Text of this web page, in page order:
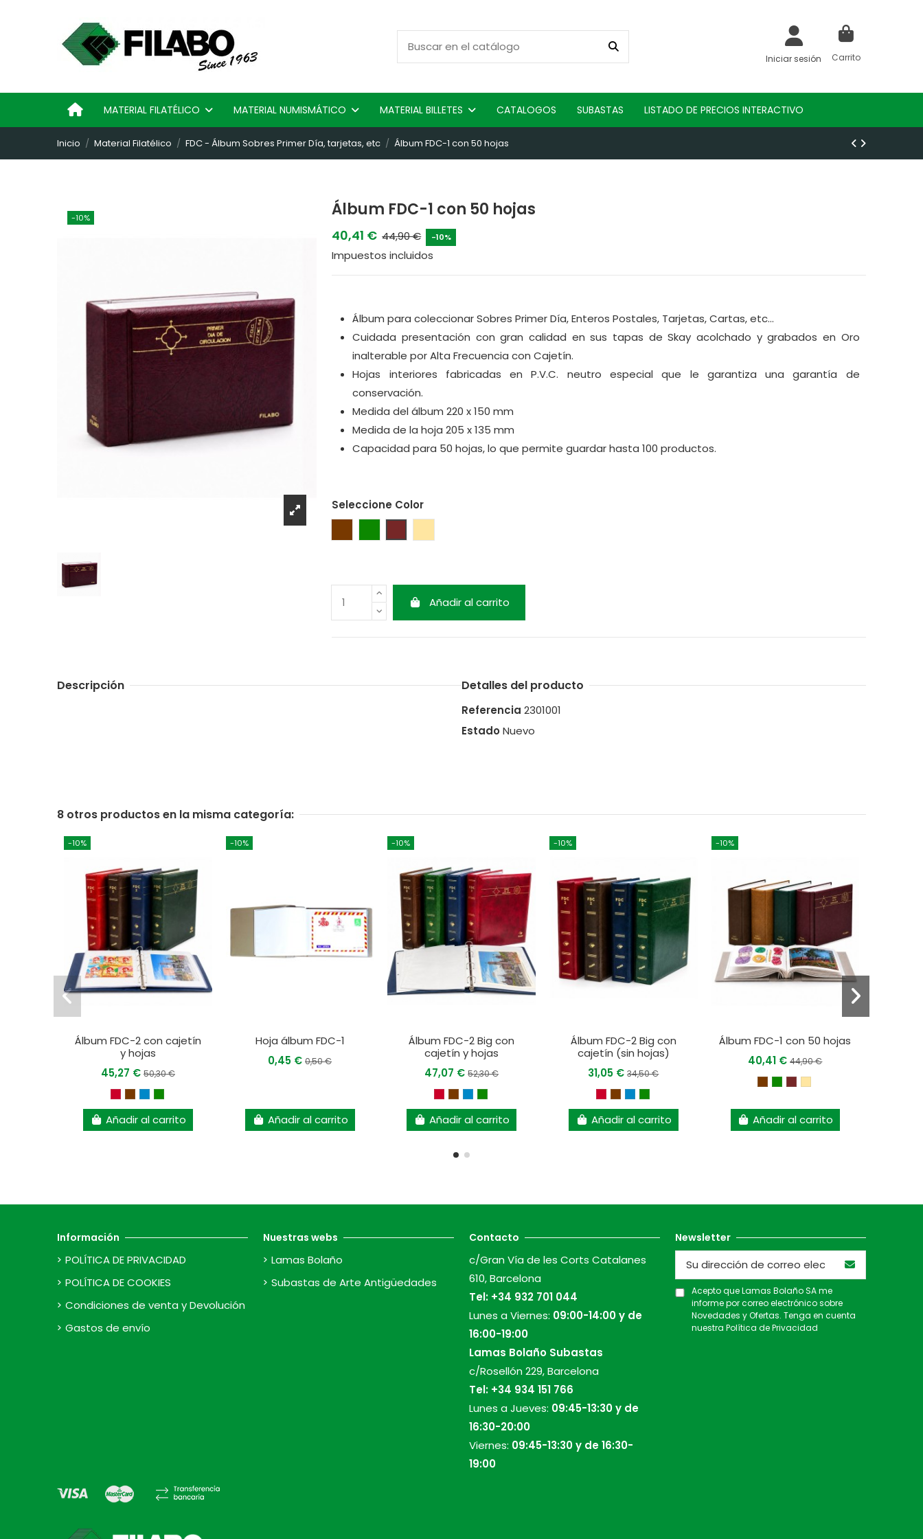
Iniciar sesión Carrito
MATERIAL FILATÉLICO MATERIAL NUMISMÁTICO MATERIAL BILLETES CATALOGOS SUBASTAS LISTADO DE PRECIOS INTERACTIVO
Inicio Material Filatélico FDC - Álbum Sobres Primer Día, tarjetas, etc Álbum FDC-1 con 50 hojas
-10% Álbum FDC-1 con 50 hojas
40,41 € 44,90 € -10%
Impuestos incluidos
Álbum para coleccionar Sobres Primer Día, Enteros Postales, Tarjetas, Cartas, etc...
Cuidada presentación con gran calidad en sus tapas de Skay acolchado y grabados en Oro
inalterable por Alta Frecuencia con Cajetín.
Hojas interiores fabricadas en P.V.C. neutro especial que le garantiza una garantía de
conservación.
Medida del álbum 220 x 150 mm
Medida de la hoja 205 x 135 mm
Capacidad para 50 hojas, lo que permite guardar hasta 100 productos.
Seleccione Color
Añadir al carrito
Descripción Detalles del producto
Referencia 2301001
EstadoNuevo
8 otros productos en la misma categoría:
-10%
Álbum FDC-2 con cajetín
y hojas
45,27 €50,30 €
Añadir al carrito
-10%
Hoja álbum FDC-1
0,45 €0,50 €
Añadir al carrito
-10%
Álbum FDC-2 Big con
cajetín y hojas
47,07 €52,30 €
Añadir al carrito
-10%
Álbum FDC-2 Big con
cajetín (sin hojas)
31,05 €34,50 €
Añadir al carrito
-10%
Álbum FDC-1 con 50 hojas
40,41 €44,90 €
Añadir al carrito
Información
POLÍTICA DE PRIVACIDAD
POLÍTICA DE COOKIES
Condiciones de venta y Devolución
Gastos de envío
Nuestras webs
Lamas Bolaño
Subastas de Arte Antigüedades
Contacto
c/Gran Vía de les Corts Catalanes
610, Barcelona
Tel: +34 932 701 044
Lunes a Viernes: 09:00-14:00 y de
16:00-19:00
Lamas Bolaño Subastas
c/Rosellón 229, Barcelona
Tel: +34 934 151 766
Lunes a Jueves: 09:45-13:30 y de
16:30-20:00
Viernes: 09:45-13:30 y de 16:30-
19:00
Newsletter
Acepto que Lamas Bolaño SA me
informe por correo electrónico sobre
Novedades y Ofertas. Tenga en cuenta
nuestraPolítica de Privacidad